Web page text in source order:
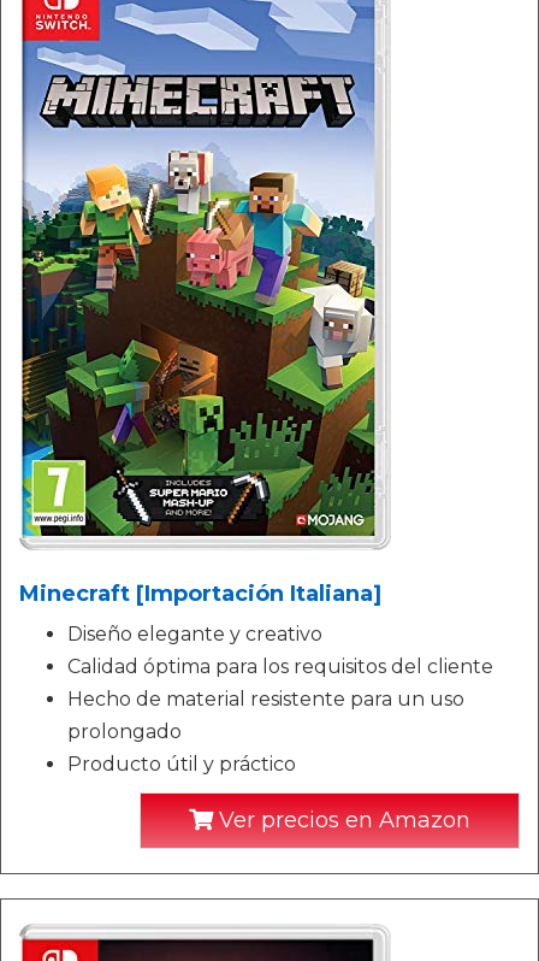
Minecraft [Importación Italiana]
Diseño elegante y creativo
Calidad óptima para los requisitos del cliente
Hecho de material resistente para un uso
prolongado
Producto útil y práctico
Ver precios en Amazon